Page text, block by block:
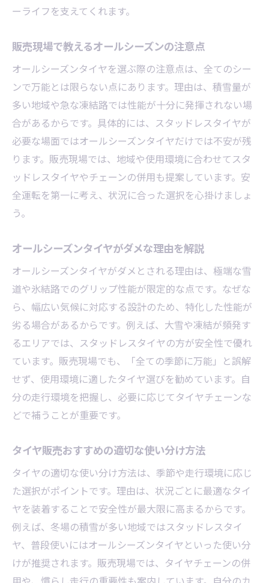
ーライフを支えてくれます。
販売現場で教えるオールシーズンの注意点
オールシーズンタイヤを選ぶ際の注意点は、全てのシー
ンで万能とは限らない点にあります。理由は、積雪量が
多い地域や急な凍結路では性能が十分に発揮されない場
合があるからです。具体的には、スタッドレスタイヤが
必要な場面ではオールシーズンタイヤだけでは不安が残
ります。販売現場では、地域や使用環境に合わせてスタ
ッドレスタイヤやチェーンの併用も提案しています。安
全運転を第一に考え、状況に合った選択を心掛けましょ
う。
オールシーズンタイヤがダメな理由を解説
オールシーズンタイヤがダメとされる理由は、極端な雪
道や氷結路でのグリップ性能が限定的な点です。なぜな
ら、幅広い気候に対応する設計のため、特化した性能が
劣る場合があるからです。例えば、大雪や凍結が頻発す
るエリアでは、スタッドレスタイヤの方が安全性で優れ
ています。販売現場でも、「全ての季節に万能」と誤解
せず、使用環境に適したタイヤ選びを勧めています。自
分の走行環境を把握し、必要に応じてタイヤチェーンな
どで補うことが重要です。
タイヤ販売おすすめの適切な使い分け方法
タイヤの適切な使い分け方法は、季節や走行環境に応じ
た選択がポイントです。理由は、状況ごとに最適なタイ
ヤを装着することで安全性が最大限に高まるからです。
例えば、冬場の積雪が多い地域ではスタッドレスタイ
ヤ、普段使いにはオールシーズンタイヤといった使い分
けが推奨されます。販売現場では、タイヤチェーンの併